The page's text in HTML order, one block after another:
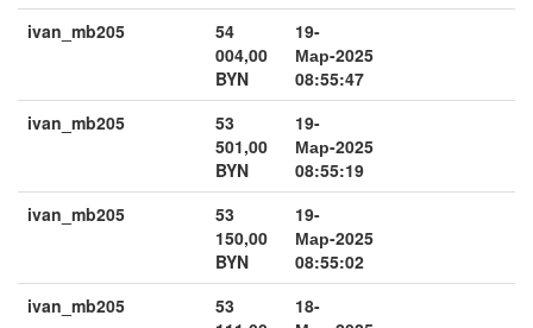
ivan_mb205
54
004,00
BYN
19-
Мар-2025
08:55:47
ivan_mb205
53
501,00
BYN
19-
Мар-2025
08:55:19
ivan_mb205
53
150,00
BYN
19-
Мар-2025
08:55:02
ivan_mb205
53
18-